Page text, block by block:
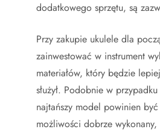
dodatkowego sprzętu, są
Przy zakupie ukulele dla
zainwestować w instrument
materiałów, który będzie
służył. Podobnie w
najtańszy model powinien
możliwości dobrze